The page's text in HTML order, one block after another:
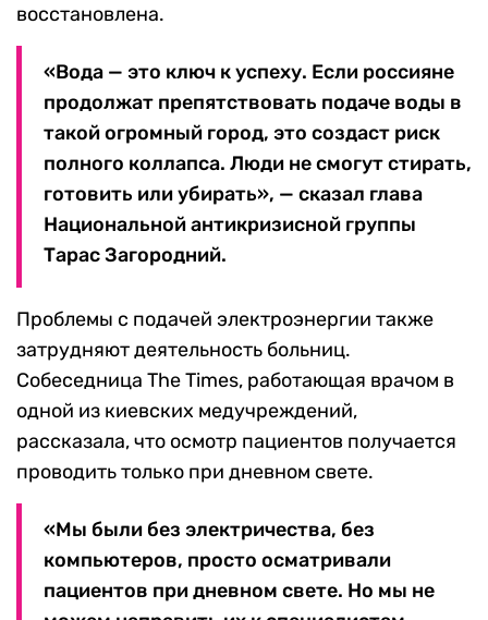
восстановлена.
«Вода — это ключ к успеху. Если россияне
продолжат препятствовать подаче воды в
такой огромный город, это создаст риск
полного коллапса. Люди не смогут стирать,
готовить или убирать», — сказал глава
Национальной антикризисной группы
Тарас Загородний.
Проблемы с подачей электроэнергии также
затрудняют деятельность больниц.
Собеседница The Times, работающая врачом в
одной из киевских медучреждений,
рассказала, что осмотр пациентов получается
проводить только при дневном свете.
«Мы были без электричества, без
компьютеров, просто осматривали
пациентов при дневном свете. Но мы не